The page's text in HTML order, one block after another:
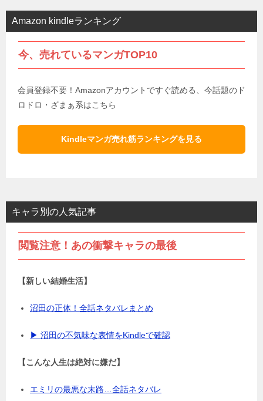
Amazon kindleランキング
今、売れているマンガTOP10
会員登録不要！Amazonアカウントですぐ読める、今話題のド
ロドロ・ざまぁ系はこちら
Kindleマンガ売れ筋ランキングを見る
キャラ別の人気記事
閲覧注意！あの衝撃キャラの最後
【新しい結婚生活】
沼田の正体！全話ネタバレまとめ
▶ 沼田の不気味な表情をKindleで確認
【こんな人生は絶対に嫌だ】
エミリの最悪な末路…全話ネタバレ